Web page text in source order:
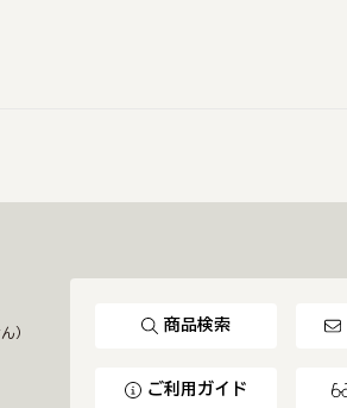
）
商品検索
ご利用ガイド